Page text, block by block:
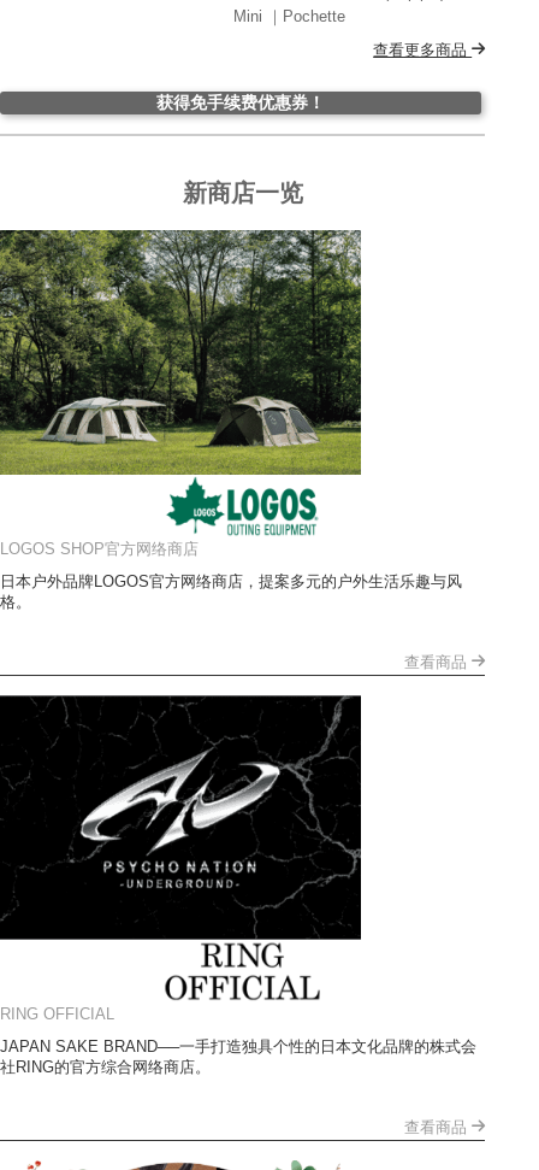
Mini ｜Pochette
查看更多商品
获得免手续费优惠券！
新商店一览
LOGOS SHOP官方网络商店
日本户外品牌LOGOS官方网络商店，提案多元的户外生活乐趣与风
格。
查看商品
RING OFFICIAL
JAPAN SAKE BRAND──一手打造独具个性的日本文化品牌的株式会
社RING的官方综合网络商店。
查看商品